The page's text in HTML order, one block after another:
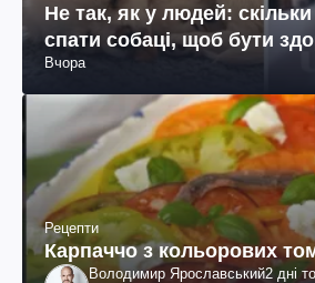
Не так, як у людей:
спати собаці, щоб бути
Вчора
Рецепти
Карпаччо з кольорових
Володимир Ярославський2 дні